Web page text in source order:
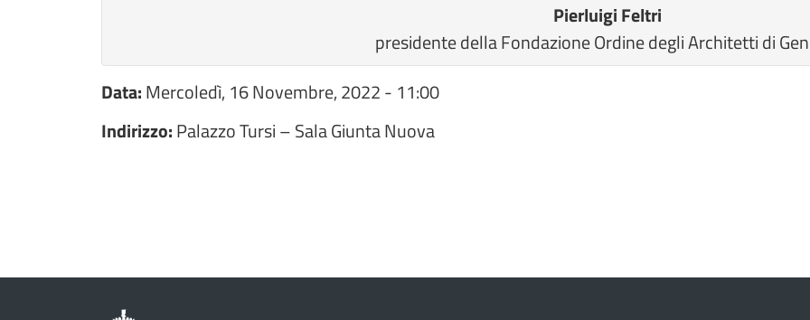
Pierluigi Feltri
presidente della Fondazione Ordine degli Architetti di
Data:Mercoledì, 16 Novembre, 2022 - 11:00
Indirizzo:Palazzo Tursi – Sala Giunta Nuova